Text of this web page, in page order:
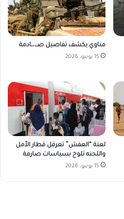
مناوي يكشف تفاصيل صـ،،ـادمة
15 يونيو، 2026
لعنة “العفش” تعرقل قطار الأمل
واللجنه تلوح بسياسات صارمة
15 يونيو، 2026